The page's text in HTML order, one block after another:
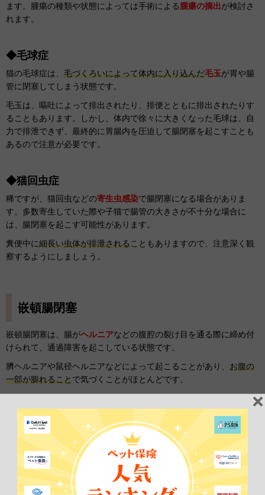
ます。腫瘍の種類や状態によっては手術による 腫瘍の摘出が検討さ
れます。
◆毛球症
猫の毛球症は、 毛づくろいによって体内に入り込んだ毛玉が胃や腸
管に閉塞してしまう状態です。
毛玉は、嘔吐によって排出されたり、排便とともに排出されたりす
ることもあります。しかし、体内で徐々に大きくなった毛球は、自
力で排泄できず、最終的に胃腸内を圧迫して腸閉塞を起こすことも
あるので注意が必要です。
◆猫回虫症
稀ですが、猫回虫などの寄生虫感染で腸閉塞になる場合がありま
す。多数寄生していた際や子猫で腸管の大きさが不十分な場合に
は、腸閉塞を起こす可能性があります。
糞便中に細長い虫体が排泄されることもありますので、注意深く観
察するようにしましょう。
嵌頓腸閉塞
嵌頓腸閉塞は、腸がヘルニアなどの腹腔の裂け目を通る際に締め付
けられて、通過障害を起こしている状態です。
臍ヘルニアや鼠径ヘルニアなどによって起こることがあり、 お腹の
一部が膨れることで気づくことがほとんどです。
臍ヘルニアや鼠径ヘルニアなどは先天的な異常である場合が多いた
め、小さいころから定期的に身体検査を受けるようにしましょう。
猫の腸閉塞の検査や診断方法